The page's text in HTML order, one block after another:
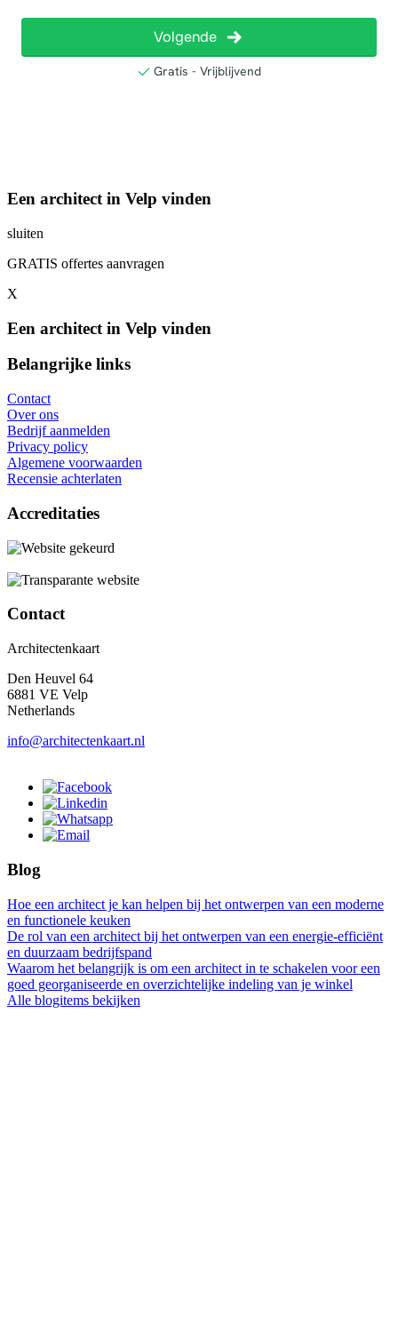
Een architect in Velp vinden
sluiten
GRATIS offertes aanvragen
X
Een architect in Velp vinden
Belangrijke links
Contact
Over ons
Bedrijf aanmelden
Privacy policy
Algemene voorwaarden
Recensie achterlaten
Accreditaties
Contact
Architectenkaart
Den Heuvel 64
6881 VE Velp
Netherlands
info@architectenkaart.nl
Blog
Hoe een architect je kan helpen bij het ontwerpen van een moderne
en functionele keuken
De rol van een architect bij het ontwerpen van een energie-efficiënt
en duurzaam bedrijfspand
Waarom het belangrijk is om een architect in te schakelen voor een
goed georganiseerde en overzichtelijke indeling van je winkel
Alle blogitems bekijken